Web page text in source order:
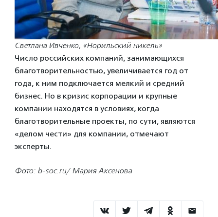
Светлана Ивченко, «Норильский никель»
Число российских компаний, занимающихся
благотворительностью, увеличивается год от
года, к ним подключается мелкий и средний
бизнес. Но в кризис корпорации и крупные
компании находятся в условиях, когда
благотворительные проекты, по сути, являются
«делом чести» для компании, отмечают
эксперты.
Фото: b-soc.ru/ Мария Аксенова